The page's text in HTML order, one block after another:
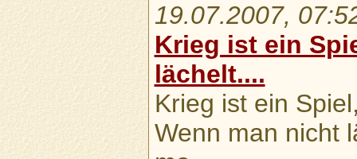
19.07.2007,
Krieg ist ein
lächelt....
Krieg ist ein
Wenn man nicht